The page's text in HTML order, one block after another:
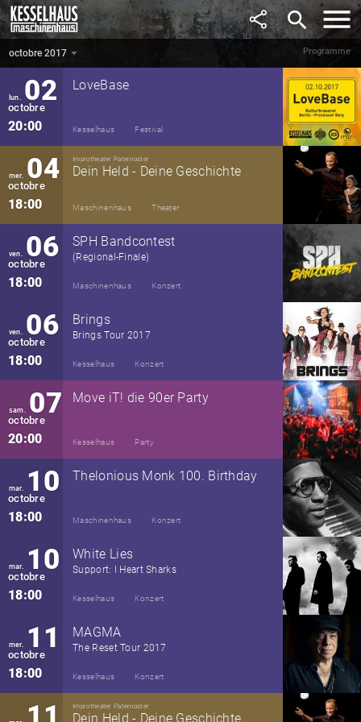
search
Programme
21:00 Maschinenhaus Party
octobre 2017
lun. 02
octobre
20:00
LoveBase
Kesselhaus Festival
mer. 04
octobre
18:00
Improtheater Paternoster
Dein Held - Deine Geschichte
Maschinenhaus Theater
ven. 06
octobre
18:00
SPH Bandcontest
(Regional-Finale)
Maschinenhaus Konzert
ven. 06
octobre
18:00
Brings
Brings Tour 2017
Kesselhaus Konzert
sam. 07
octobre
20:00
Move iT! die 90er Party
Kesselhaus Party
mar. 10
octobre
18:00
Thelonious Monk 100. Birthday
Maschinenhaus Konzert
mar. 10
octobre
18:00
White Lies
Support: I Heart Sharks
Kesselhaus Konzert
mer. 11
octobre
18:00
MAGMA
The Reset Tour 2017
Kesselhaus Konzert
Improtheater Paternoster
Dein Held - Deine Geschichte
octobre 2017 ▼